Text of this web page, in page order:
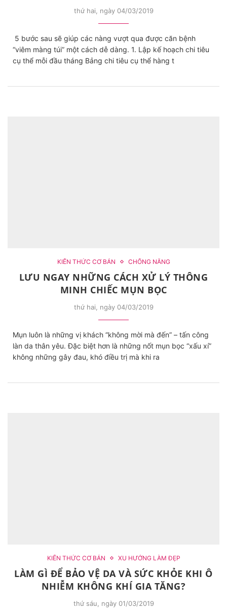
thứ hai, ngày 04/03/2019
5 bước sau sẽ giúp các nàng vượt qua được căn bệnh
“viêm màng túi” một cách dễ dàng. 1. Lập kế hoạch chi tiêu
cụ thể mỗi đầu tháng​ Bảng chi tiêu cụ thể hàng t
KIẾN THỨC CƠ BẢN CHỐNG NẮNG
LƯU NGAY NHỮNG CÁCH XỬ LÝ THÔNG
MINH CHIẾC MỤN BỌC
thứ hai, ngày 04/03/2019
Mụn luôn là những vị khách “không mời mà đến” – tấn công
làn da thân yêu. Đặc biệt hơn là những nốt mụn bọc “xấu xí”
không những gây đau, khó điều trị mà khi ra
KIẾN THỨC CƠ BẢN XU HƯỚNG LÀM ĐẸP
LÀM GÌ ĐỂ BẢO VỆ DA VÀ SỨC KHỎE KHI Ô
NHIỄM KHÔNG KHÍ GIA TĂNG?
thứ sáu, ngày 01/03/2019